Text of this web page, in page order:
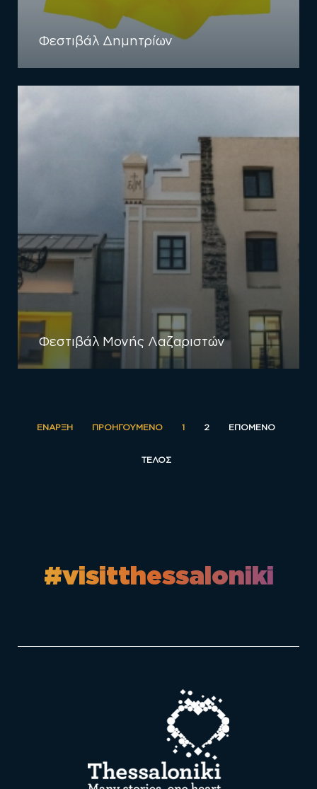
Φεστιβάλ Δημητρίων
Φεστιβάλ Μονής Λαζαριστών
ΈΝΑΡΞΗ ΠΡΟΗΓΟΎΜΕΝΟ 1 2 ΕΠΌΜΕΝΟ
ΤΈΛΟΣ
#visitthessaloniki